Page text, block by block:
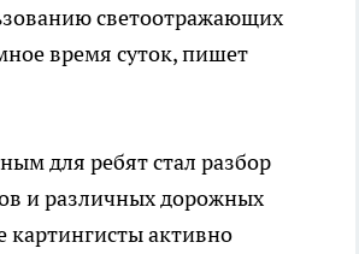
светоотражающих
время суток, пишет
для ребят стал разбор
и различных дорожных
активно